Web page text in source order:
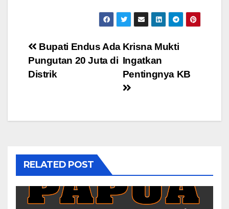
Post
navigation
Krisna Mukti
Ingatkan
Pentingnya KB
Bupati Endus Ada
Pungutan 20 Juta di
Distrik
RELATED POST